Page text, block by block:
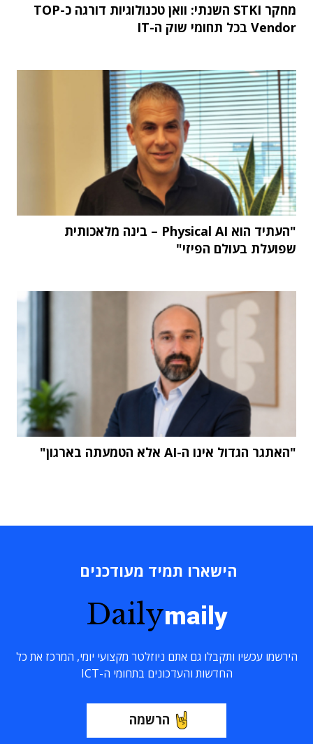
מחקר STKI השנתי: וואן טכנולוגיות דורגה כ-TOP
Vendor בכל תחומי שוק ה-IT
"העתיד הוא Physical AI – בינה מלאכותית
שפועלת בעולם הפיזי"
"האתגר הגדול אינו ה-AI אלא הטמעתה בארגון"
הישארו תמיד מעודכנים
Dailymaily
הירשמו עכשיו ותקבלו גם אתם ניוזלטר מקצועי יומי, המרכז את כל
החדשות והעדכונים בתחומי ה-ICT
הרשמה